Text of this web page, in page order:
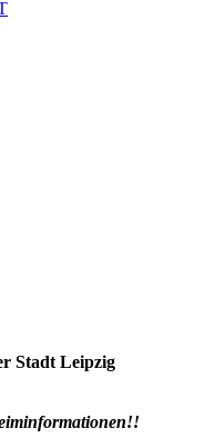
Stadt Leipzig